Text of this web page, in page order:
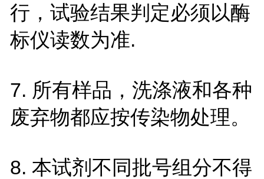
行，试验结果判定必须以酶
标仪读数为准.
7. 所有样品，洗涤液和各种
废弃物都应按传染物处理。
8. 本试剂不同批号组分不得